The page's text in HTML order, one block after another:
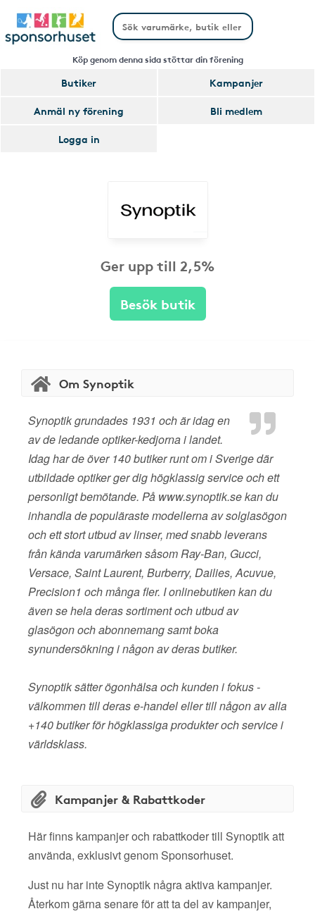
Köp genom denna sida stöttar din förening
Butiker
Kampanjer
Anmäl ny förening
Bli medlem
Logga in
Ger upp till 2,5%
Besök butik
Om Synoptik
Synoptik grundades 1931 och är idag en
av de ledande optiker-kedjorna i landet.
Idag har de över 140 butiker runt om i Sverige där
utbildade optiker ger dig högklassig service och ett
personligt bemötande. På www.synoptik.se kan du
inhandla de populäraste modellerna av solglasögon
och ett stort utbud av linser, med snabb leverans
från kända varumärken såsom Ray-Ban, Gucci,
Versace, Saint Laurent, Burberry, Dailies, Acuvue,
Precision1 och många fler. I onlinebutiken kan du
även se hela deras sortiment och utbud av
glasögon och abonnemang samt boka
synundersökning i någon av deras butiker.
Synoptik sätter ögonhälsa och kunden i fokus -
välkommen till deras e-handel eller till någon av alla
+140 butiker för högklassiga produkter och service i
världsklass.
Kampanjer & Rabattkoder
Här finns kampanjer och rabattkoder till Synoptik att
använda, exklusivt genom Sponsorhuset.
Just nu har inte Synoptik några aktiva kampanjer.
Återkom gärna senare för att ta del av kampanjer,